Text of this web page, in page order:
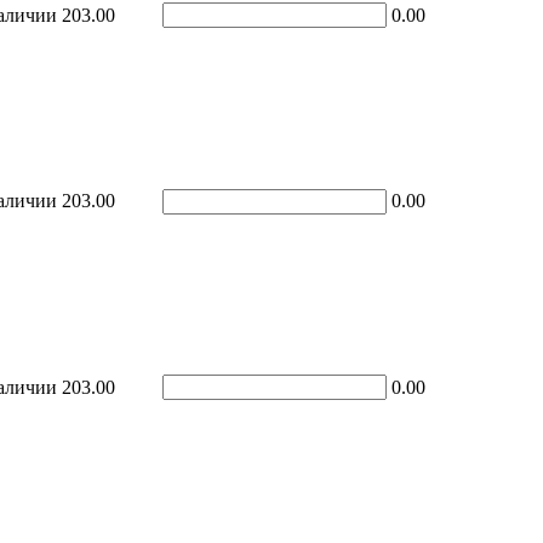
203.00 0.00
203.00 0.00
203.00 0.00